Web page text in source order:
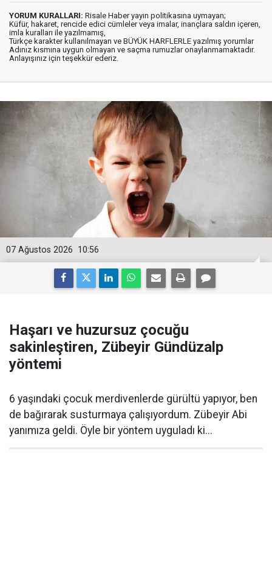
YORUM KURALLARI: Risale Haber yayın politikasına uymayan;
Küfür, hakaret, rencide edici cümleler veya imalar, inançlara saldırı içeren,
imla kuralları ile yazılmamış,
Türkçe karakter kullanılmayan ve BÜYÜK HARFLERLE yazılmış yorumlar
Adınız kısmına uygun olmayan ve saçma rumuzlar onaylanmamaktadır.
Anlayışınız için teşekkür ederiz.
10:56
07 Ağustos 2026
Haşarı ve huzursuz çocuğu
sakinleştiren, Zübeyir Gündüzalp
yöntemi
6 yaşındaki çocuk merdivenlerde gürültü yapıyor, ben
de bağırarak susturmaya çalışıyordum. Zübeyir Abi
yanımıza geldi. Öyle bir yöntem uyguladı ki...